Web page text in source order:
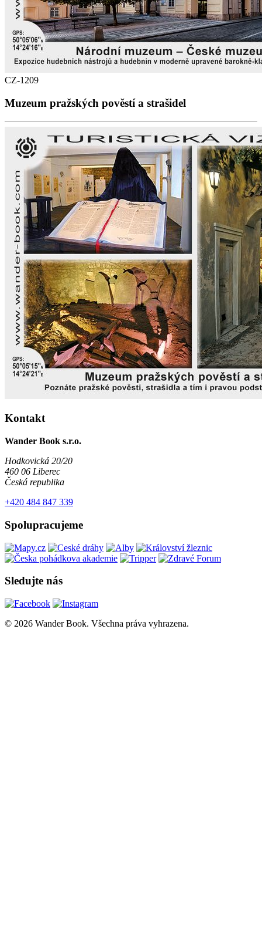
CZ-1209
Muzeum pražských pověstí a strašidel
Kontakt
Wander Book s.r.o.
Hodkovická 20/20
460 06 Liberec
Česká republika
+420 484 847 339
Spolupracujeme
Sledujte nás
© 2026 Wander Book. Všechna práva vyhrazena.